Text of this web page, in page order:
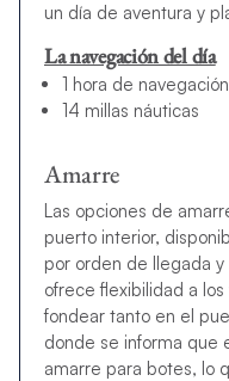
un día de aventura y
La navegación del día
1 hora de navegación
14 millas náuticas
Amarre
Las opciones de
puerto interior,
por orden de llegada y
ofrece flexibilidad a
fondear tanto en el
donde se informa que
amarre para botes, lo